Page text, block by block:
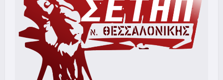
11:00
Π.Μ
ΣΤΟ
ΕΡΓΑΤΙΚΟ
ΚΕΝΤΡΟ!